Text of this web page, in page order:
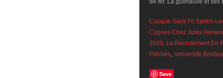
Casque Sans Fil Switch
Cygnes Chez Jules
2020, Le Recrutement En
Fléchés, ’université
Save